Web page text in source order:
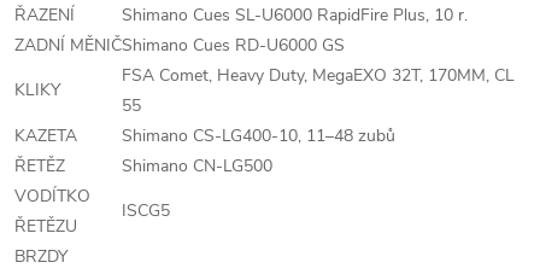
ŘAZENÍ
Shimano Cues SL-U6000 RapidFire Plus, 10 r.
ZADNÍ MĚNIČShimano Cues RD-U6000 GS
KLIKY
FSA Comet, Heavy Duty, MegaEXO 32T, 170MM, CL
55
KAZETA
Shimano CS-LG400-10, 11–48 zubů
ŘETĚZ
Shimano CN-LG500
VODÍTKO
ŘETĚZU
ISCG5
BRZDY